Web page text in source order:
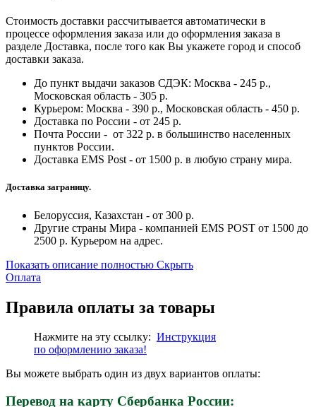
Стоимость доставки рассчитывается автоматически в
процессе оформления заказа или до оформления заказа в
разделе Доставка, после того как Вы укажете город и способ
доставки заказа.
До пункт выдачи заказов СДЭК: Москва - 245 р.,
Московская область - 305 р.
Курьером: Москва - 390 р., Московская область - 450 р.
Доставка по России - от 245 р.
Почта России - от 322 р. в большинство населенных
пунктов России.
Доставка EMS Post - от 1500 р. в любую страну мира.
Доставка заграницу.
Белоруссия, Казахстан - от 300 р.
Другие страны Мира - компанией EMS POST от 1500 до
2500 р. Курьером на адрес.
Показать описание полностью Скрыть
Оплата
Правила оплаты за товары
Нажмите на эту ссылку: Инструкция
по оформлению заказа!
Вы можете выбрать один из двух вариантов оплаты:
Перевод на карту Сбербанка России: